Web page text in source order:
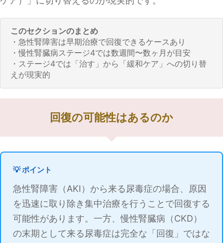
このセクションのまとめ
・急性腎障害は早期治療で回復できるケースあり
・慢性腎臓病ステージ4では数週間〜数ヶ月が目安
・ステージ4では「治す」から「緩和ケア」への切り替
えが現実的
回復の可能性はあるのか
💡 ポイント
急性腎障害（AKI）から来る尿毒症の場合、原因
を迅速に取り除き集中治療を行うことで回復する
可能性があります。一方、慢性腎臓病（CKD）
の末期として来る尿毒症は完全な「回復」ではな